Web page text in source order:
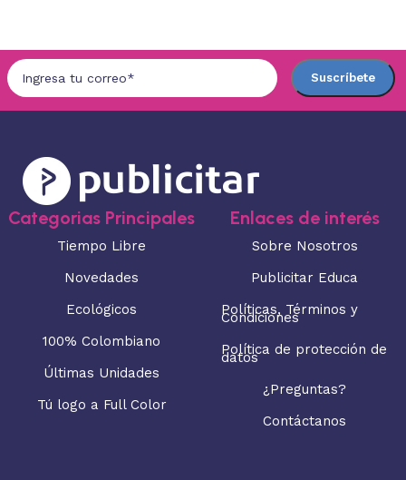
Categorias Principales
Tiempo Libre
Novedades
Ecológicos
100% Colombiano
Últimas Unidades
Tú logo a Full Color
Enlaces de interés
Sobre Nosotros
Publicitar Educa
Políticas, Términos y
Condiciones
Política de protección de
datos
¿Preguntas?
Contáctanos